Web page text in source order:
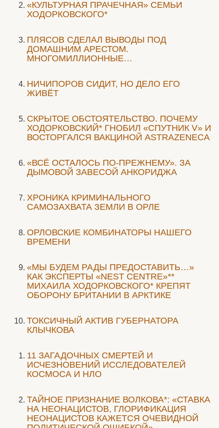
«КУЛЬТУРНАЯ ПРАЧЕЧНАЯ» СЕМЬИ
ХОДОРКОВСКОГО*
ПЛЯСОВ СДЕЛАЛ ВЫВОДЫ ПОД
ДОМАШНИМ АРЕСТОМ.
МНОГОМИЛЛИОННЫЕ…
НИЧИПОРОВ СИДИТ, НО ДЕЛО ЕГО
ЖИВЁТ
СКРЫТОЕ ОБСТОЯТЕЛЬСТВО. ПОЧЕМУ
ХОДОРКОВСКИЙ* ГНОБИЛ «СПУТНИК V» И
ВОСТОРГАЛСЯ ВАКЦИНОЙ ASTRAZENECA
«ВСЁ ОСТАЛОСЬ ПО-ПРЕЖНЕМУ». ЗА
ДЫМОВОЙ ЗАВЕСОЙ АНКОРИДЖА
ХРОНИКА КРИМИНАЛЬНОГО
САМОЗАХВАТА ЗЕМЛИ В ОРЛЕ
ОРЛОВСКИЕ КОМБИНАТОРЫ НАШЕГО
ВРЕМЕНИ
«МЫ БУДЕМ РАДЫ ПРЕДОСТАВИТЬ…»
КАК ЭКСПЕРТЫ «NEST CENTRE»**
МИХАИЛА ХОДОРКОВСКОГО* КРЕПЯТ
ОБОРОНУ БРИТАНИИ В АРКТИКЕ
ТОКСИЧНЫЙ АКТИВ ГУБЕРНАТОРА
КЛЫЧКОВА
11 ЗАГАДОЧНЫХ СМЕРТЕЙ И
ИСЧЕЗНОВЕНИЙ ИССЛЕДОВАТЕЛЕЙ
КОСМОСА И НЛО
ТАЙНОЕ ПРИЗНАНИЕ ВОЛКОВА*: «СТАВКА
НА НЕОНАЦИСТОВ, ГЛОРИФИКАЦИЯ
НЕОНАЦИСТОВ КАЖЕТСЯ ОЧЕВИДНОЙ